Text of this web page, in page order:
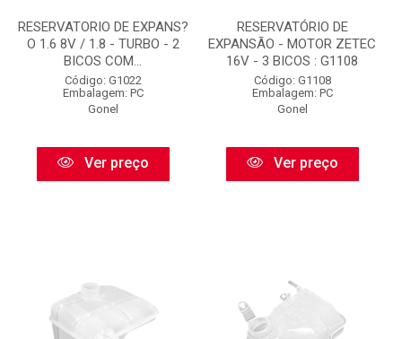
RESERVATORIO DE EXPANS?
O 1.6 8V / 1.8 - TURBO - 2
BICOS COM...
Código: G1022
Embalagem: PC
Gonel
Ver preço
RESERVATÓRIO DE
EXPANSÃO - MOTOR ZETEC
16V - 3 BICOS : G1108
Código: G1108
Embalagem: PC
Gonel
Ver preço